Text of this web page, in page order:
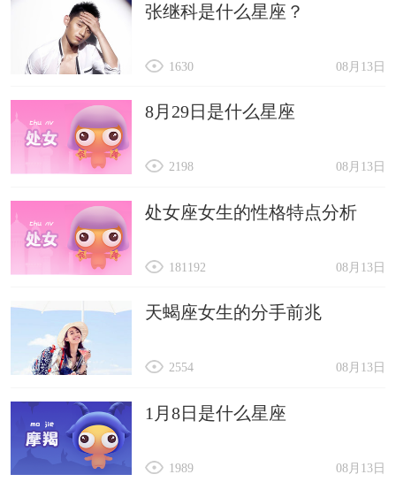
张继科是什么星座？
08月13日
1630
8月29日是什么星座
08月13日
2198
处女座女生的性格特点分析
08月13日
181192
天蝎座女生的分手前兆
08月13日
2554
1月8日是什么星座
08月13日
1989